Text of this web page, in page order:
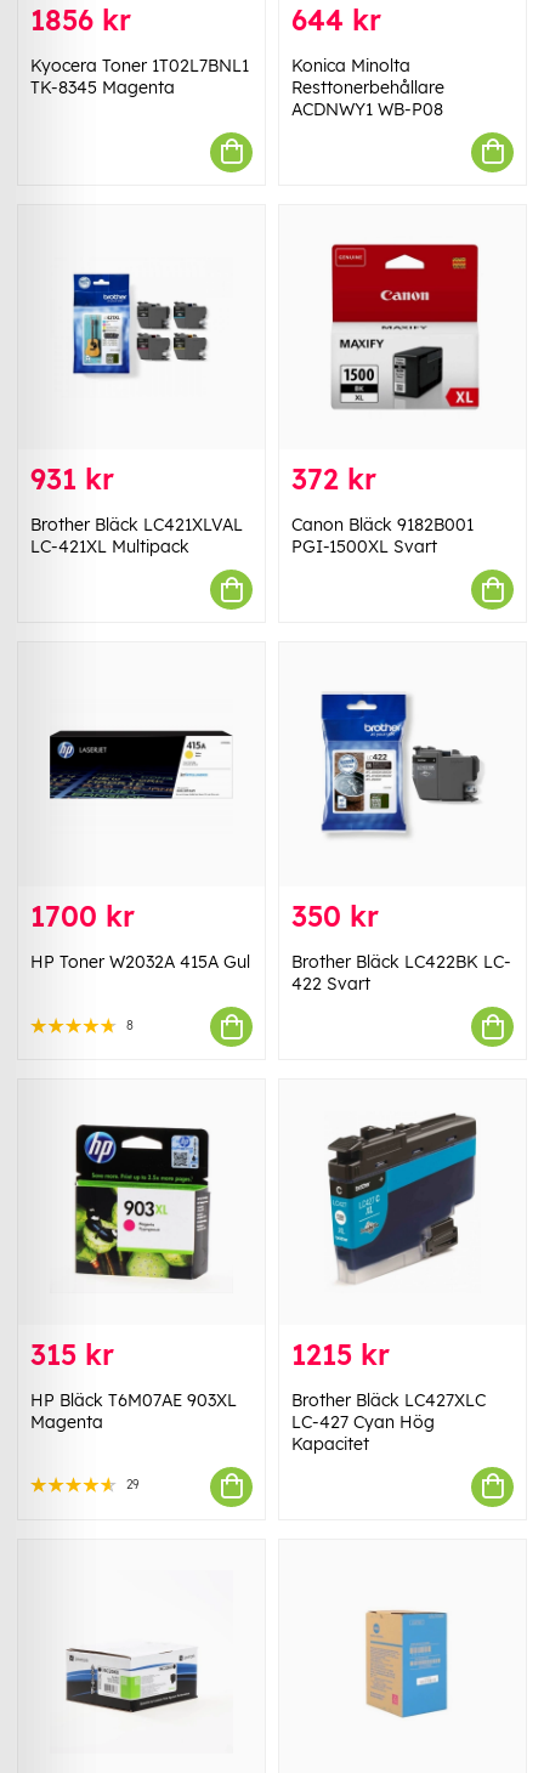
1856 kr
Kyocera Toner 1T02L7BNL1
TK-8345 Magenta
644 kr
Konica Minolta
Resttonerbehållare
ACDNWY1 WB-P08
931 kr
Brother Bläck LC421XLVAL
LC-421XL Multipack
372 kr
Canon Bläck 9182B001
PGI-1500XL Svart
1700 kr
HP Toner W2032A 415A Gul
8
350 kr
Brother Bläck LC422BK LC-
422 Svart
315 kr
HP Bläck T6M07AE 903XL
Magenta
29
1215 kr
Brother Bläck LC427XLC
LC-427 Cyan Hög
Kapacitet